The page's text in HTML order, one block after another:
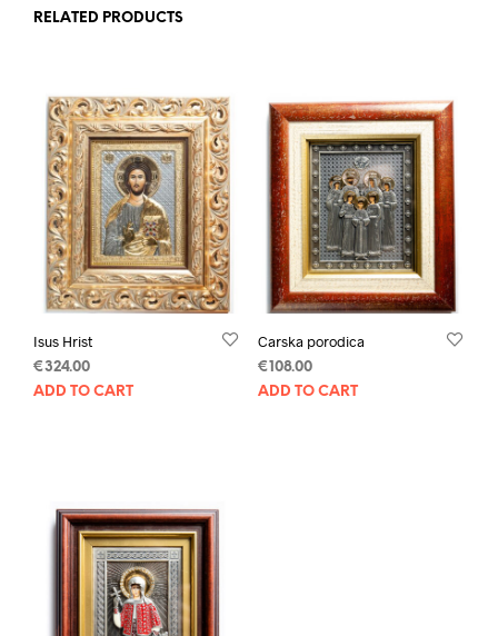
RELATED PRODUCTS
Isus Hrist
€324.00
ADD TO CART
Carska porodica
€ 108.00
ADD TO CART